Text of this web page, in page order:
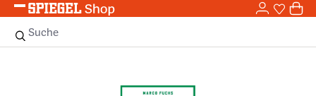
Zum Hauptinhalt springen 0
Suche